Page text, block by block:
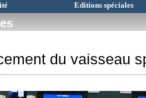
Editions spéciales
du vaisseau